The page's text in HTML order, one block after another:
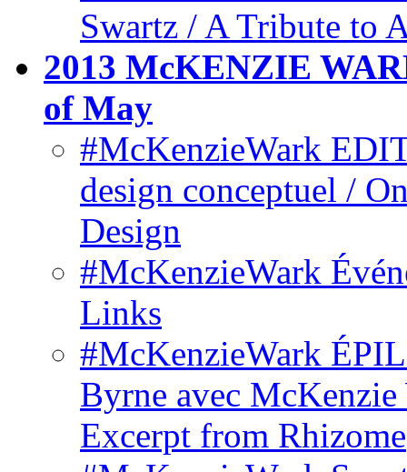
Swartz / A Tribute to
2013 McKENZIE
of May
#McKenzieWark
design conceptuel /
Design
#McKenzieWark
Links
#McKenzieWark
Byrne avec
Excerpt from Rhizome